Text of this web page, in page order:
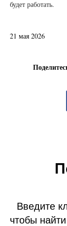
будет работать.
21 мая 2026
Введите
чтобы